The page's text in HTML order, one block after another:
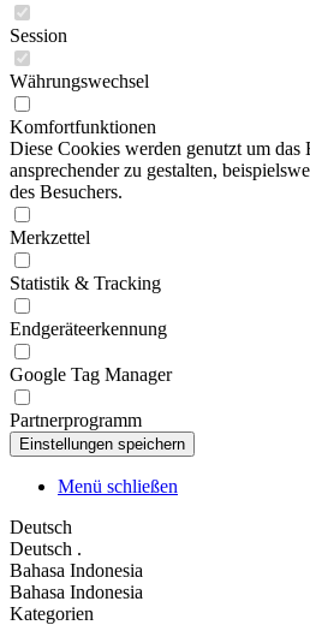
Session
Währungswechsel
Komfortfunktionen
Diese Cookies werden genutzt um das
ansprechender zu gestalten,
des Besuchers.
Merkzettel
Statistik & Tracking
Endgeräteerkennung
Google Tag Manager
Partnerprogramm
Menü schließen
Deutsch
Deutsch .
Bahasa Indonesia
Bahasa Indonesia
Kategorien